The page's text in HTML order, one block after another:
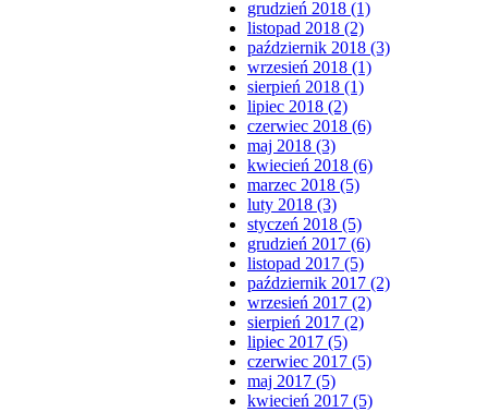
grudzień 2018 (1)
listopad 2018 (2)
październik 2018 (3)
wrzesień 2018 (1)
sierpień 2018 (1)
lipiec 2018 (2)
czerwiec 2018 (6)
maj 2018 (3)
kwiecień 2018 (6)
marzec 2018 (5)
luty 2018 (3)
styczeń 2018 (5)
grudzień 2017 (6)
listopad 2017 (5)
październik 2017 (2)
wrzesień 2017 (2)
sierpień 2017 (2)
lipiec 2017 (5)
czerwiec 2017 (5)
maj 2017 (5)
kwiecień 2017 (5)